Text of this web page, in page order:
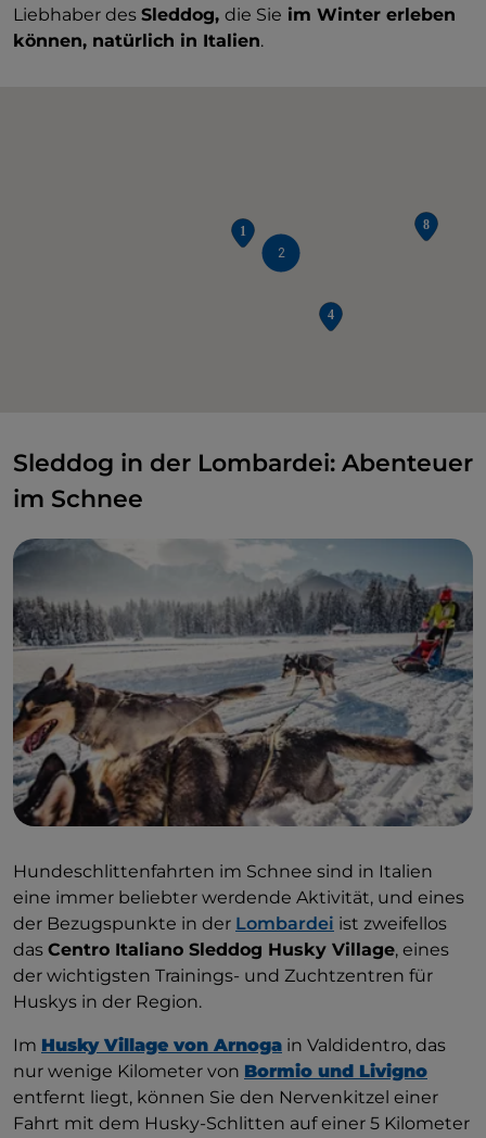
Liebhaber des Sleddog, die Sie im Winter erleben
können, natürlich in Italien.
2
Sleddog in der Lombardei: Abenteuer
im Schnee
Hundeschlittenfahrten im Schnee sind in Italien
eine immer beliebter werdende Aktivität, und eines
der Bezugspunkte in der Lombardei ist zweifellos
das Centro Italiano Sleddog Husky Village, eines
der wichtigsten Trainings- und Zuchtzentren für
Huskys in der Region.
Im Husky Village von Arnoga in Valdidentro, das
nur wenige Kilometer von Bormio und Livigno
entfernt liegt, können Sie den Nervenkitzel einer
Fahrt mit dem Husky-Schlitten auf einer 5 Kilometer